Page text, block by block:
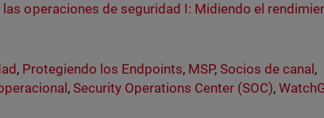
operaciones de seguridad I: Midiendo el
, Protegiendo los Endpoints, MSP,Socios de canal ,
, Security Operations Center (SOC),